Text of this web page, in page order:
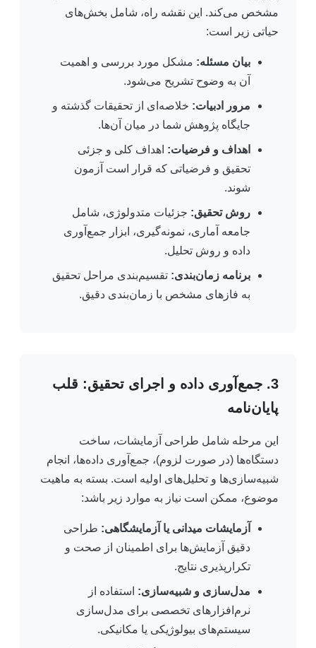
مشخص می‌کند. این نقشه راه، شامل بخش‌های
حیاتی زیر است:
بیان مسئله: مشکل مورد بررسی و اهمیت
آن به وضوح تشریح می‌شود.
مرور ادبیات: خلاصه‌ای از تحقیقات گذشته و
جایگاه پژوهش شما در میان آن‌ها.
اهداف و فرضیات: اهداف کلی و جزئی
تحقیق و فرضیاتی که قرار است آزمون
شوند.
روش تحقیق: جزئیات متدولوژی، شامل
جامعه آماری، نمونه‌گیری، ابزار جمع‌آوری
داده و روش تحلیل.
برنامه زمان‌بندی: تقسیم‌بندی مراحل تحقیق
به فازهای مشخص با زمان‌بندی دقیق.
3. جمع‌آوری داده و اجرای تحقیق: قلب
پایان‌نامه
این مرحله شامل طراحی آزمایشات، ساخت
دستگاه‌ها (در صورت لزوم)، جمع‌آوری داده‌ها، انجام
شبیه‌سازی‌ها و تحلیل‌های اولیه است. بسته به ماهیت
موضوع، ممکن است نیاز به موارد زیر باشد:
آزمایشات میدانی یا آزمایشگاهی: طراحی
دقیق آزمایش‌ها برای اطمینان از صحت و
تکرارپذیری نتایج.
مدل‌سازی و شبیه‌سازی: استفاده از
نرم‌افزارهای تخصصی برای مدل‌سازی
سیستم‌های بیولوژیکی یا مکانیکی.